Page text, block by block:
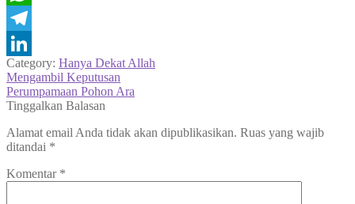
WhatsApp
Telegram
LinkedIn
Category: Hanya Dekat Allah
Navigasi
pos
Previous
post:
Mengambil Keputusan
Next
post:
Perumpamaan Pohon Ara
Tinggalkan Balasan
Alamat email Anda tidak akan dipublikasikan. Ruas yang wajib
ditandai *
Komentar *